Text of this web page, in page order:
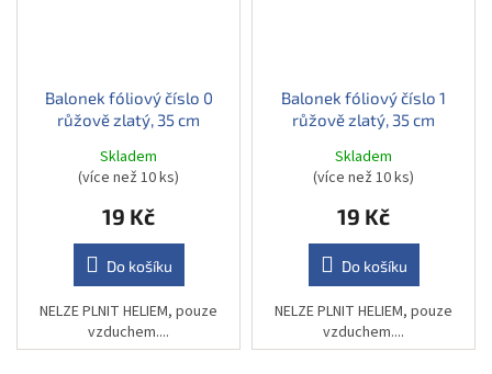
Balonek fóliový číslo 0
růžově zlatý, 35 cm
Skladem
(více než 10 ks)
19 Kč
Do košíku
NELZE PLNIT HELIEM, pouze
vzduchem....
Balonek fóliový číslo 1
růžově zlatý, 35 cm
Skladem
(více než 10 ks)
19 Kč
Do košíku
NELZE PLNIT HELIEM, pouze
vzduchem....